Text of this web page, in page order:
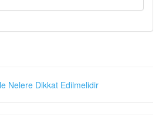
Nelere Dikkat Edilmelidir